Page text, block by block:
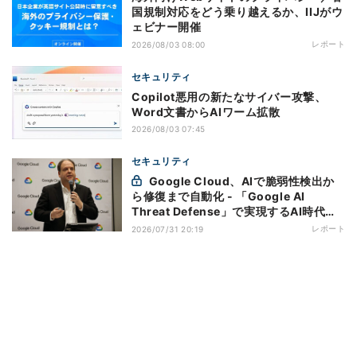
国規制対応をどう乗り越えるか、IIJがウ
ェビナー開催
2026/08/03 08:00 レポート
セキュリティ
Copilot悪用の新たなサイバー攻撃、
Word文書からAIワーム拡散
2026/08/03 07:45
セキュリティ
ら修復まで自動化 - 「Google AI
Threat Defense」で実現するAI時代の
防御戦略
2026/07/31 20:19 レポート